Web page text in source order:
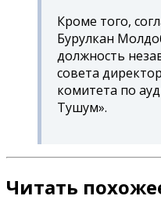
Кроме того,
Бурулкан
должность
совета
комитета по
Тушум».
Читать